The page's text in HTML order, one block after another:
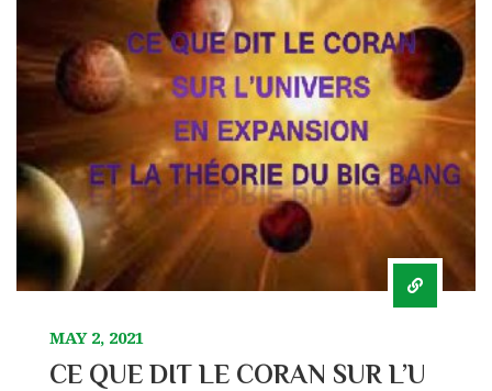
MAY 2, 2021
CE QUE DIT LE CORAN SUR L’U